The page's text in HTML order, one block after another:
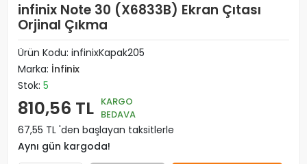
infinix Note 30 (X6833B) Ekran Çıtası
Orjinal Çıkma
Ürün Kodu: infinixKapak205
Marka: İnfinix
Stok: 5
810,56 TL KARGO
BEDAVA
67,55 TL 'den başlayan taksitlerle
Aynı gün kargoda!